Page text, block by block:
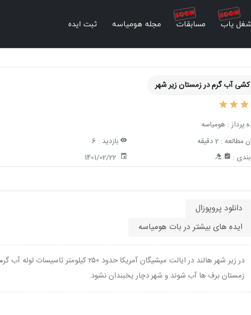
یاب مسابقات مجله هومیاسه ثبت ایده
کشی آب گرم در زمستان زیر شهر
پرداز : هومیاسه
مطالعه : 2 دقیقه بازدید : 6
:
1401/02/22
دانلود پروپوزال
ایده های بیشتر در بات هومیاسه
در زیر شهر هالند در ایالت میشیگان آمریکا حدود
زمستان برف ها آب شوند و شهر دچار یخبندان نشود.